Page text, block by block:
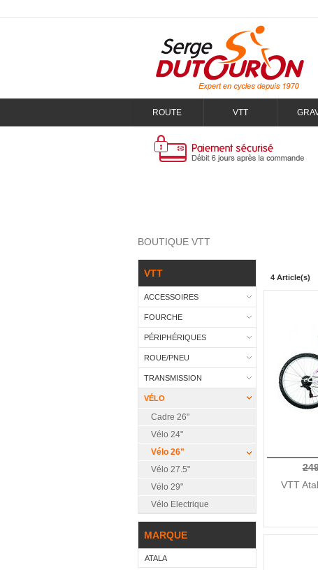
ROUTE VTT
BOUTIQUE VTT
VTT
ACCESSOIRES
FOURCHE
PÉRIPHÉRIQUES
ROUE/PNEU
TRANSMISSION
VÉLO
Cadre 26"
Vélo 24"
Vélo 26"
Vélo 27.5"
Vélo 29"
Vélo Electrique
MARQUE
ATALA
4 Article(s)
VTT